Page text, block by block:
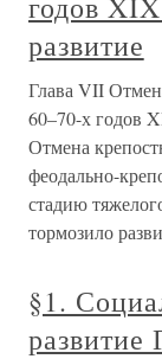
развитие
Глава VII
60–70-х годов
Отмена
феодально-
стадию
тормозило
§1.
развитие